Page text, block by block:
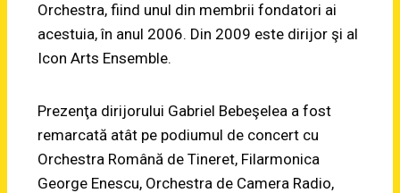
Orchestra, fiind unul din membrii fondatori ai
acestuia, în anul 2006. Din 2009 este dirijor şi al
Icon Arts Ensemble.
Prezenţa dirijorului Gabriel Bebeşelea a fost
remarcată atât pe podiumul de concert cu
Orchestra Română de Tineret, Filarmonica
George Enescu, Orchestra de Camera Radio,